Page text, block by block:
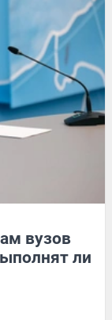
вузов
ли